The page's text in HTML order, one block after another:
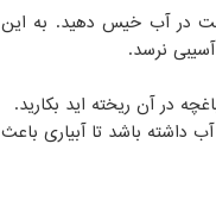
سبزه هسته نارنج، ابتدا هسته های نارنج را به مدت 48 ساعت در آب خیس دهید. به این
داشته باشد تا آبیاری باعث